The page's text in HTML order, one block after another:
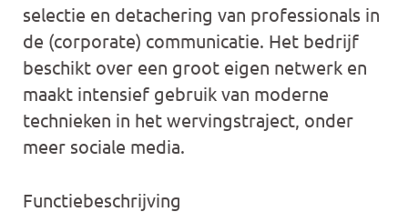
selectie en detachering van professionals in
de (corporate) communicatie. Het bedrijf
beschikt over een groot eigen netwerk en
maakt intensief gebruik van moderne
technieken in het wervingstraject, onder
meer sociale media.
Functiebeschrijving